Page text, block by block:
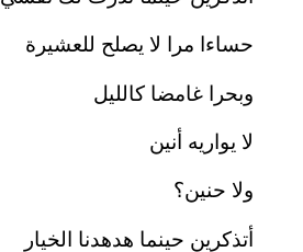
حساءا مرا لا يصلح للعشيرة
وبحرا غامضا كالليل
لا يواريه أنين
ولا حنين؟
أتذكرين حينما هدهدنا الخيار